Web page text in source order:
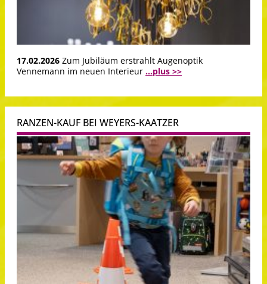
17.02.2026 Zum Jubiläum erstrahlt Augenoptik
Vennemann im neuen Interieur ...plus >>
RANZEN-KAUF BEI WEYERS-KAATZER